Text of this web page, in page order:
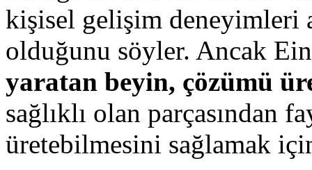
kişisel gelişim deneyimleri
olduğunu söyler. Ancak
yaratan beyin, çözümü
sağlıklı olan parçasından
üretebilmesini sağlamak